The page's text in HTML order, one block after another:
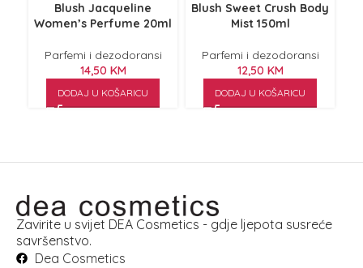
Blush Jacqueline
Women’s Perfume 20ml
Parfemi i dezodoransi
14,50 KM
DODAJ U KOŠARICU
Blush Sweet Crush Body
Mist 150ml
Parfemi i dezodoransi
12,50 KM
DODAJ U KOŠARICU
Zavirite u svijet DEA Cosmetics - gdje ljepota susreće
savršenstvo.
Dea Cosmetics